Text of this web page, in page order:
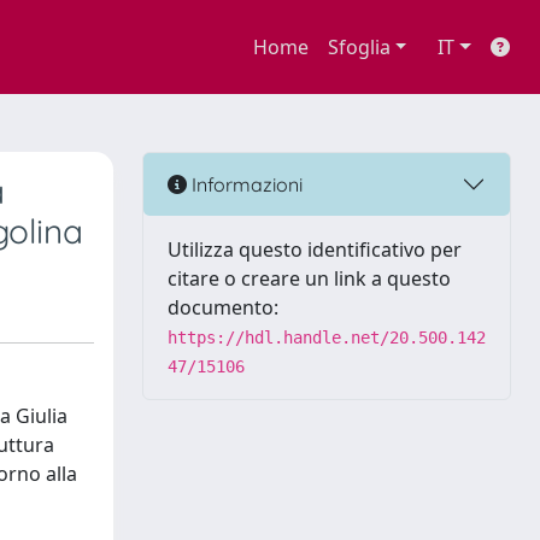
Home Sfoglia IT
Giulia
alla
Informazioni
Utilizza questo identificativo per
citare o creare un link a questo
documento:
https://hdl.handle.net/20.500.142
47/15106